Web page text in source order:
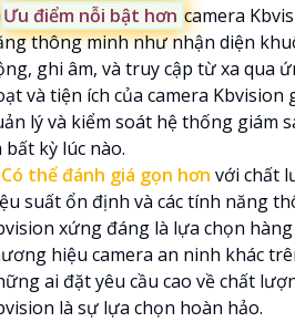
Ưu điểm nỗi bật hơn camera
thông minh như nhận diện
ghi âm, và truy cập từ xa qua
và tiện ích của camera
lý và kiểm soát hệ thống giám
bất kỳ lúc nào.
Có thể đánh giá gọn hơn với chất
suất ổn định và các tính năng
xứng đáng là lựa chọn
hiệu camera an ninh khác
ai đặt yêu cầu cao về chất
là sự lựa chọn hoàn hảo.